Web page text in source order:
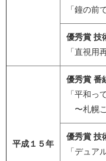
「鐘の前
優秀賞 技
「直視用
平成１５年
優秀賞 番
「平和っ
〜札幌
優秀賞 技
「デュア